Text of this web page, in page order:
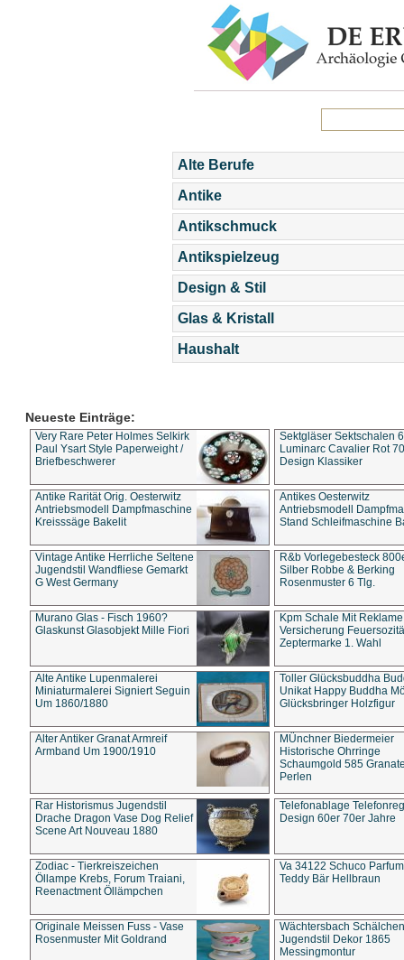
Alte Berufe
Antike
Antikschmuck
Antikspielzeug
Design & Stil
Glas & Kristall
Haushalt
Neueste Einträge:
Very Rare Peter Holmes Selkirk
Paul Ysart Style Paperweight /
Briefbeschwerer
Sektgläser Sektschalen
Luminarc Cavalier Rot
Design Klassiker
Antike Rarität Orig. Oesterwitz
Antriebsmodell Dampfmaschine
Kreisssäge Bakelit
Antikes Oesterwitz
Antriebsmodell
Stand Schleifmaschine
Vintage Antike Herrliche Seltene
Jugendstil Wandfliese Gemarkt
G West Germany
R&b Vorlegebesteck
Silber Robbe & Berking
Rosenmuster 6 Tlg.
Murano Glas - Fisch 1960?
Glaskunst Glasobjekt Mille Fiori
Kpm Schale Mit Reklame
Versicherung
Zeptermarke 1. Wahl
Alte Antike Lupenmalerei
Miniaturmalerei Signiert Seguin
Um 1860/1880
Toller Glücksbuddha
Unikat Happy Buddha
Glücksbringer Holzfigur
Alter Antiker Granat Armreif
Armband Um 1900/1910
MÜnchner Biedermeier
Historische Ohrringe
Schaumgold 585
Perlen
Rar Historismus Jugendstil
Drache Dragon Vase Dog Relief
Scene Art Nouveau 1880
Telefonablage
Design 60er 70er Jahre
Zodiac - Tierkreiszeichen
Öllampe Krebs, Forum Traiani,
Reenactment Öllämpchen
Va 34122 Schuco
Teddy Bär Hellbraun
Originale Meissen Fuss - Vase
Rosenmuster Mit Goldrand
Wächtersbach Schälchen
Jugendstil Dekor 1865
Messingmontur